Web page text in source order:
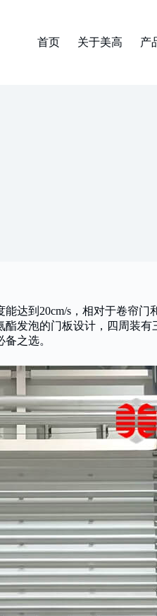
首页 关于美高 产
达到20cm/s，相对于卷帘
发泡的门板设计，四周装
之选。